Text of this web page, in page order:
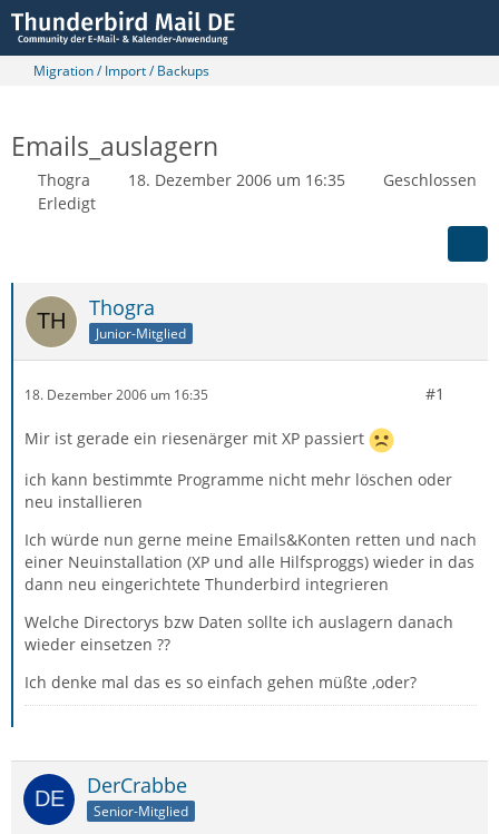
Migration / Import / Backups
Emails_auslagern
Thogra 18. Dezember 2006 um 16:35
Geschlossen
Erledigt
Thogra
Junior-Mitglied
18. Dezember 2006 um 16:35 #1
Mir ist gerade ein riesenärger mit XP passiert
ich kann bestimmte Programme nicht mehr löschen oder
neu installieren
Ich würde nun gerne meine Emails&Konten retten und nach
einer Neuinstallation (XP und alle Hilfsproggs) wieder in das
dann neu eingerichtete Thunderbird integrieren
Welche Directorys bzw Daten sollte ich auslagern danach
wieder einsetzen ??
Ich denke mal das es so einfach gehen müßte ,oder?
DerCrabbe
Senior-Mitglied